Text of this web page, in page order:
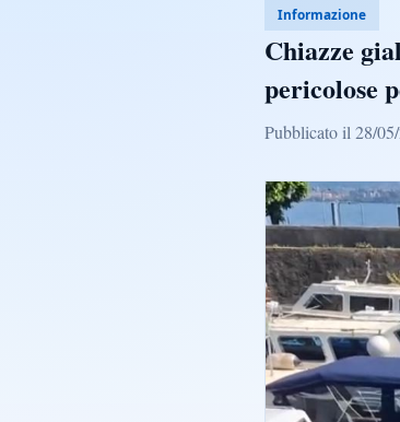
Informazione
Chiazze
pericolose
Pubblicato il 28/